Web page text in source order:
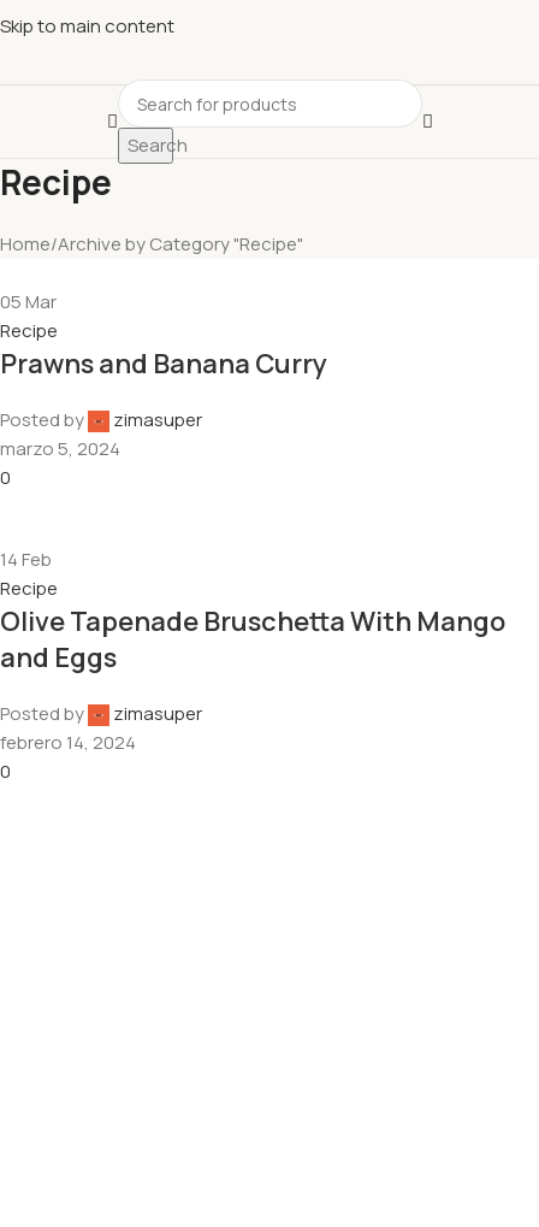
Skip to main content
Search
Recipe
Home Archive by Category "Recipe"
05Mar
Recipe
Prawns and Banana Curry
Posted by
zimasuper
marzo 5, 2024
0
14Feb
Recipe
Olive Tapenade Bruschetta With Mango
and Eggs
Posted by
zimasuper
febrero 14, 2024
0